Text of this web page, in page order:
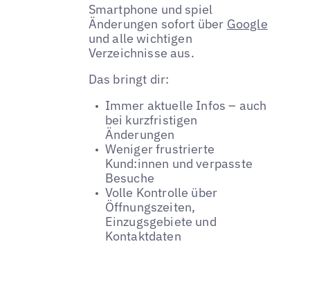
Smartphone und spiel
Änderungen sofort über Google
und alle wichtigen
Verzeichnisse aus.
Das bringt dir:
Immer aktuelle Infos – auch
bei kurzfristigen
Änderungen
Weniger frustrierte
Kund:innen und verpasste
Besuche
Volle Kontrolle über
Öffnungszeiten,
Einzugsgebiete und
Kontaktdaten